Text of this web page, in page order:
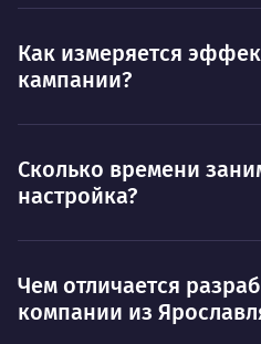
Договариваться.
Ты — это то, что ты
сказано.
Как измеряется
кампании?
Сколько времени
настройка?
Чем отличается
компании из